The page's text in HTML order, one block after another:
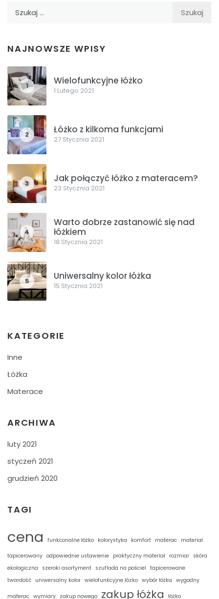
NAJNOWSZE WPISY
1 Wielofunkcyjne łóżko
1 Lutego 2021
2 Łóżko z kilkoma funkcjami
27 Stycznia 2021
3 Jak połączyć łóżko z materacem?
23 Stycznia 2021
4
Warto dobrze zastanowić się nad
łóżkiem
18 Stycznia 2021
5 Uniwersalny kolor łóżka
15 Stycznia 2021
KATEGORIE
Inne
Łóżka
Materace
ARCHIWA
luty 2021
styczeń 2021
grudzień 2020
TAGI
cena funkconalne łóżko kolorystyka komfort materac materiał
tapicerowany odpowiednie ustawienie praktyczny materiał rozmiar skóra
ekologiczna
szeroki asortyment szuflada na pościel tapicerowane
twardość uniwersalny kolor wielofunkcyjne łózko wybór łóżka wygodny
materac wymiary zakup nowego zakup łóżka łóżko